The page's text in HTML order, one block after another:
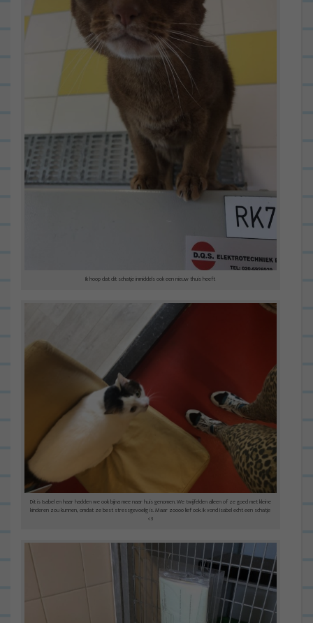
Ik hoop dat dit schatje inmiddels ook een nieuw thuis heeft
Dit is Isabel en haar hadden we ook bijna mee naar huis genomen. We twijfelden alleen of ze goed met kleine
kinderen zou kunnen, omdat ze best stressgevoelig is. Maar zoooo lief ook. Ik vond Isabel echt een schatje
<3